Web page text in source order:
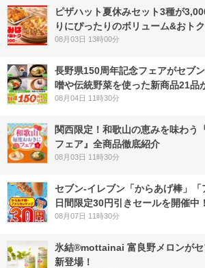
ピザハット夏休みセット3種が
りにぴったりのボリューム&おト
08月03日 13時00分
長野県150周年記念フェアがセブ
噌や伝統野菜を使った新商品21品
08月04日 11時30分
関西限定！和歌山の恵みを味わう
フェア』全商品徹底紹介
08月03日 11時30分
セブン‐イレブン「からあげ棒」
日間限定30円引きセールを開催中！
08月07日 11時30分
氷結®mottainai 富良野メロンがセ
新登場！